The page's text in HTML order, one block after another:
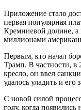
Приложение стало
первая популярная
Кремниевой долине, а
миллионами
Первым, кто начал
Трамп. В частности, в
кресло, он ввел
удалось уладить и его
С новой силой
году, когда появились